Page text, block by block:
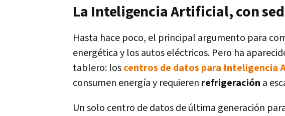
La Inteligencia Artificial, con
Hasta hace poco, el principal argumento para
energética y los autos eléctricos. Pero ha
tablero: loscentros de datos para Inteligencia
consumen energía y requieren refrigeración a
Un solo centro de datos de última generación